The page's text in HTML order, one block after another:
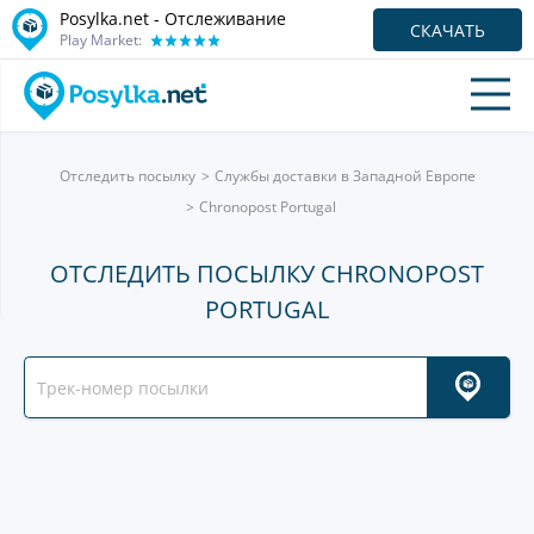
Posylka.net - Отслеживание
Play Market: СКАЧАТЬ
Отследить посылку
Службы доставки в Западной Европе
Chronopost Portugal
ОТСЛЕДИТЬ ПОСЫЛКУ CHRONOPOST
PORTUGAL